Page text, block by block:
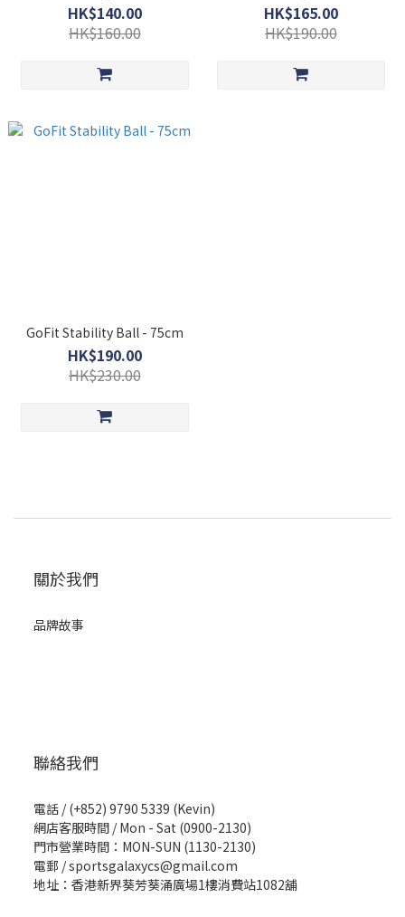
HK$140.00
HK$160.00
HK$165.00
HK$190.00
GoFit Stability Ball - 75cm
HK$190.00
HK$230.00
關於我們
品牌故事
聯絡我們
電話 / (+852) 9790 5339 (Kevin)
網店客服時間 / Mon - Sat (0900-2130)
門市營業時間：MON-SUN (1130-2130)
電郵 / sportsgalaxycs@gmail.com
地址：香港新界葵芳葵涌廣場1樓消費站1082舖